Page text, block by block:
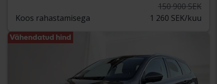
150 900 SEK
Koos rahastamisega
1 260 SEK/kuu
Vähendatud hind